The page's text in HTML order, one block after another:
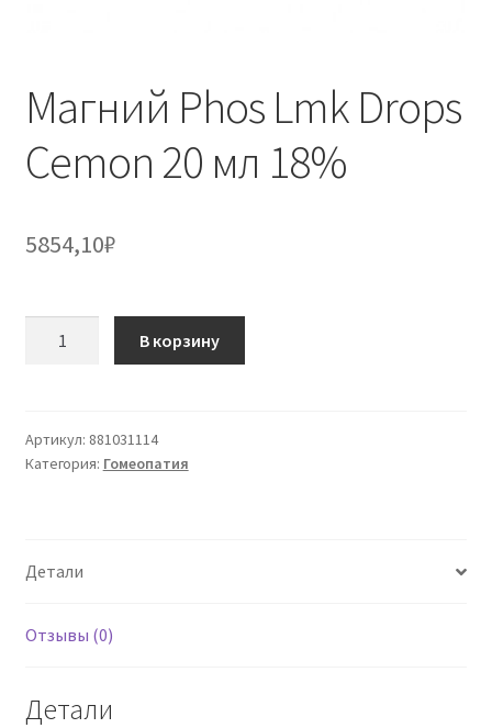
Магний Phos Lmk Drops
Cemon 20 мл 18%
5854,10₽
Lmk
Drops
18%
В корзину
Артикул: 881031114
Категория: Гомеопатия
Детали
Отзывы (0)
Детали